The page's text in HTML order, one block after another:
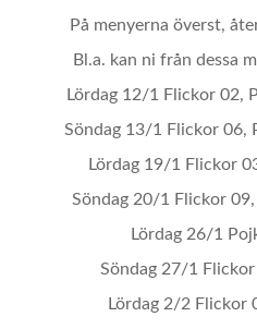
På menyerna överst,
Bl.a. kan ni från dessa
Lördag 12/1 Flickor 02,
Söndag 13/1 Flickor 06,
Lördag 19/1 Flickor
Söndag 20/1 Flickor
Lördag 26/1
Söndag 27/1
Lördag 2/2 Flickor